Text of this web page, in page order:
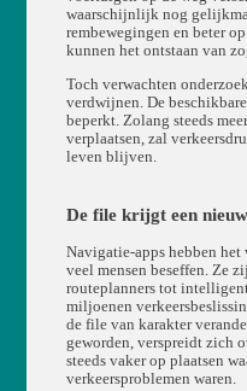
waarschijnlijk nog
rembewegingen en beter
kunnen het ontstaan van
Toch verwachten
verdwijnen. De
beperkt. Zolang steeds
verplaatsen, zal
leven blijven.
De file krijgt een
Navigatie-apps hebben
veel mensen beseffen. Ze
routeplanners tot
miljoenen
de file van karakter
geworden, verspreidt zich
steeds vaker op plaatsen
verkeersproblemen waren.